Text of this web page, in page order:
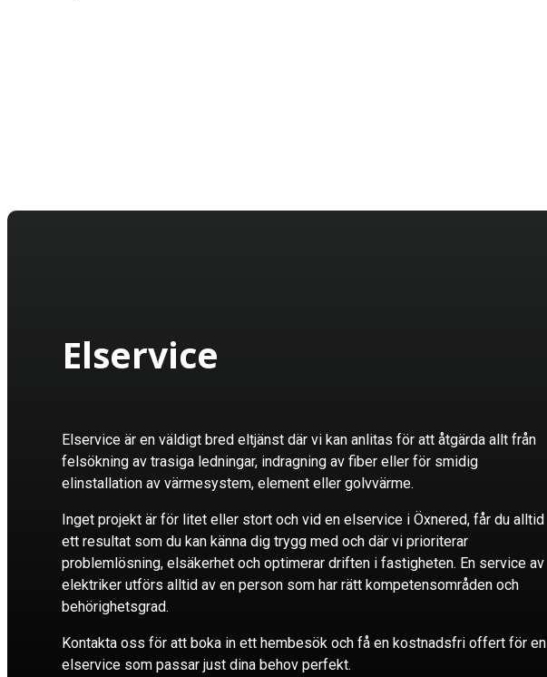
Elservice
Elservice är en väldigt bred eltjänst där vi kan anlitas för att åtgärda allt från
felsökning av trasiga ledningar, indragning av fiber eller för smidig
elinstallation av värmesystem, element eller golvvärme.
Inget projekt är för litet eller stort och vid en elservice i Öxnered, får du alltid
ett resultat som du kan känna dig trygg med och där vi prioriterar
problemlösning, elsäkerhet och optimerar driften i fastigheten. En service av
elektriker utförs alltid av en person som har rätt kompetensområden och
behörighetsgrad.
Kontakta oss för att boka in ett hembesök och få en kostnadsfri offert för en
elservice som passar just dina behov perfekt.